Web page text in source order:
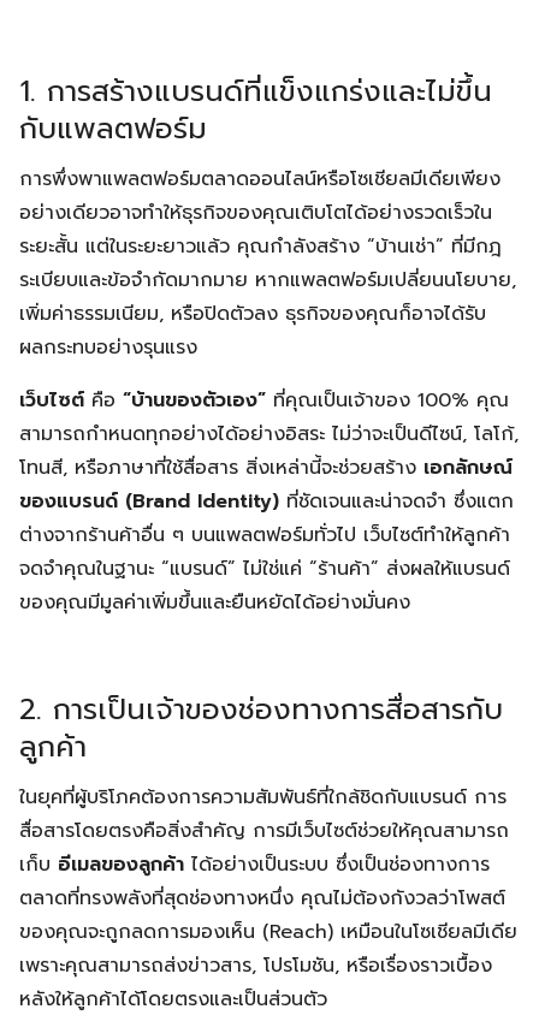
1. การสร้างแบรนด์ที่แข็งแกร่งและไม่ขึ้น
กับแพลตฟอร์ม
การพึ่งพาแพลตฟอร์มตลาดออนไลน์หรือโซเชียลมีเดียเพียง
อย่างเดียวอาจทำให้ธุรกิจของคุณเติบโตได้อย่างรวดเร็วใน
ระยะสั้น แต่ในระยะยาวแล้ว คุณกำลังสร้าง “บ้านเช่า” ที่มีกฎ
ระเบียบและข้อจำกัดมากมาย หากแพลตฟอร์มเปลี่ยนนโยบาย,
เพิ่มค่าธรรมเนียม, หรือปิดตัวลง ธุรกิจของคุณก็อาจได้รับ
ผลกระทบอย่างรุนแรง
เว็บไซต์ คือ “บ้านของตัวเอง” ที่คุณเป็นเจ้าของ 100% คุณ
สามารถกำหนดทุกอย่างได้อย่างอิสระ ไม่ว่าจะเป็นดีไซน์, โลโก้,
โทนสี, หรือภาษาที่ใช้สื่อสาร สิ่งเหล่านี้จะช่วยสร้าง เอกลักษณ์
ของแบรนด์ (Brand Identity) ที่ชัดเจนและน่าจดจำ ซึ่งแตก
ต่างจากร้านค้าอื่น ๆ บนแพลตฟอร์มทั่วไป เว็บไซต์ทำให้ลูกค้า
จดจำคุณในฐานะ “แบรนด์” ไม่ใช่แค่ “ร้านค้า” ส่งผลให้แบรนด์
ของคุณมีมูลค่าเพิ่มขึ้นและยืนหยัดได้อย่างมั่นคง
2. การเป็นเจ้าของช่องทางการสื่อสารกับ
ลูกค้า
ในยุคที่ผู้บริโภคต้องการความสัมพันธ์ที่ใกล้ชิดกับแบรนด์ การ
สื่อสารโดยตรงคือสิ่งสำคัญ การมีเว็บไซต์ช่วยให้คุณสามารถ
เก็บ อีเมลของลูกค้า ได้อย่างเป็นระบบ ซึ่งเป็นช่องทางการ
ตลาดที่ทรงพลังที่สุดช่องทางหนึ่ง คุณไม่ต้องกังวลว่าโพสต์
ของคุณจะถูกลดการมองเห็น (Reach) เหมือนในโซเชียลมีเดีย
เพราะคุณสามารถส่งข่าวสาร, โปรโมชัน, หรือเรื่องราวเบื้อง
หลังให้ลูกค้าได้โดยตรงและเป็นส่วนตัว